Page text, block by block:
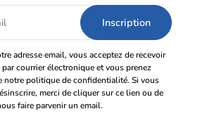
adresse email, vous acceptez de recevoir
courrier électronique et vous prenez
notre politique de confidentialité. Si vous
merci de cliquer sur ce lien ou de
faire parvenir un email.